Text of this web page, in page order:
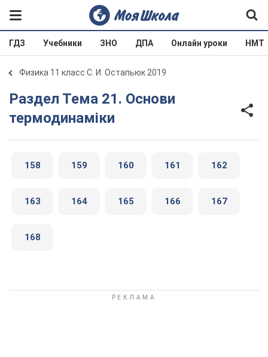
ГДЗ Учебники ЗНО ДПА Онлайн уроки НМТ
Физика 11 класс С. И. Остапьюк 2019
Раздел Тема 21. Основи
термодинаміки
158 159 160 161 162
163 164 165 166 167
168